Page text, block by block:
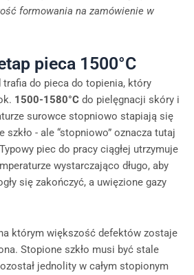
formowania na zamówienie w
pieca 1500°C
trafia do pieca do topienia, który
1500-1580°C do pielęgnacji skóry i
surowce stopniowo stapiają się
- ale “stopniowo” oznacza tutaj
piec do pracy ciągłej utrzymuje
wystarczająco długo, aby
się zakończyć, a uwięzione gazy
którym większość defektów zostaje
Stopione szkło musi być stale
jednolity w całym stopionym